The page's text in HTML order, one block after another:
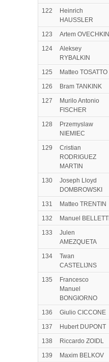
122
Heinrich
HAUSSLER
123 Artem OVECHKIN
124
Aleksey
RYBALKIN
125 Matteo TOSATTO
126
Bram TANKINK
127
Murilo Antonio
FISCHER
128
Przemyslaw
NIEMIEC
129
Cristian
RODRIGUEZ
MARTIN
130
Joseph Lloyd
DOMBROWSKI
131 Matteo TRENTIN
132
Manuel BELLETTI
133
Julen
AMEZQUETA
134
Twan
CASTELIJNS
135
Francesco
Manuel
BONGIORNO
136 Giulio CICCONE
137
Hubert DUPONT
138
Riccardo ZOIDL
139
Maxim BELKOV